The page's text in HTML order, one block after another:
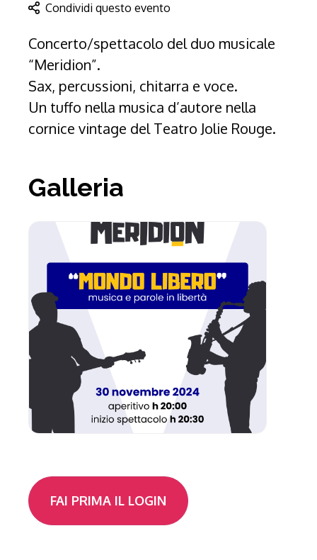
Condividi questo evento
Concerto/spettacolo del duo musicale
“Meridion”.
Sax, percussioni, chitarra e voce.
Un tuffo nella musica d’autore nella
cornice vintage del Teatro Jolie Rouge.
Galleria
FAI PRIMA IL LOGIN